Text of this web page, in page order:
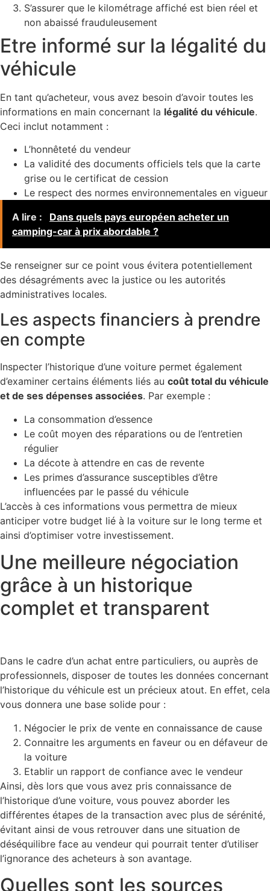
S’assurer que le kilométrage affiché est bien réel et
non abaissé frauduleusement
Etre informé sur la légalité du
véhicule
En tant qu’acheteur, vous avez besoin d’avoir toutes les
informations en main concernant la légalité du véhicule.
Ceci inclut notamment :
L’honnêteté du vendeur
La validité des documents officiels tels que la carte
grise ou le certificat de cession
Le respect des normes environnementales en vigueur
A lire :
Dans quels pays européen acheter un
camping-car à prix abordable ?
Se renseigner sur ce point vous évitera potentiellement
des désagréments avec la justice ou les autorités
administratives locales.
Les aspects financiers à prendre
en compte
Inspecter l’historique d’une voiture permet également
d’examiner certains éléments liés au coût total du véhicule
et de ses dépenses associées. Par exemple :
La consommation d’essence
Le coût moyen des réparations ou de l’entretien
régulier
La décote à attendre en cas de revente
Les primes d’assurance susceptibles d’être
influencées par le passé du véhicule
L’accès à ces informations vous permettra de mieux
anticiper votre budget lié à la voiture sur le long terme et
ainsi d’optimiser votre investissement.
Une meilleure négociation
grâce à un historique
complet et transparent
Dans le cadre d’un achat entre particuliers, ou auprès de
professionnels, disposer de toutes les données concernant
l’historique du véhicule est un précieux atout. En effet, cela
vous donnera une base solide pour :
Négocier le prix de vente en connaissance de cause
Connaitre les arguments en faveur ou en défaveur de
la voiture
Etablir un rapport de confiance avec le vendeur
Ainsi, dès lors que vous avez pris connaissance de
l’historique d’une voiture, vous pouvez aborder les
différentes étapes de la transaction avec plus de sérénité,
évitant ainsi de vous retrouver dans une situation de
déséquilibre face au vendeur qui pourrait tenter d’utiliser
l’ignorance des acheteurs à son avantage.
Quelles sont les sources